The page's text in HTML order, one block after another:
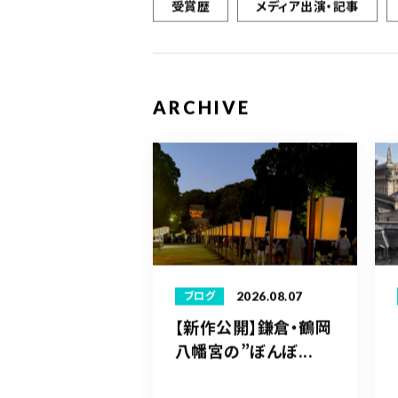
受賞歴 メディア出演・記事
ARCHIVE
ブログ 2026.08.07
【新作公開】鎌倉・鶴岡
八幡宮の”ぼんぼ...